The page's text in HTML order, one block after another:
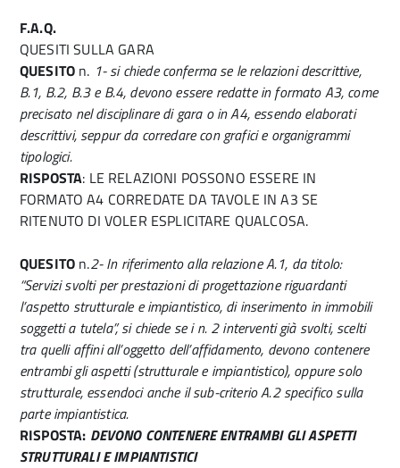
F.A.Q.
QUESITI SULLA GARA
QUESITO n. 1- si chiede conferma se le relazioni descrittive,
B.1, B.2, B.3 e B.4, devono essere redatte in formato A3, come
precisato nel disciplinare di gara o in A4, essendo elaborati
descrittivi, seppur da corredare con grafici e organigrammi
tipologici.
RISPOSTA: LE RELAZIONI POSSONO ESSERE IN
FORMATO A4 CORREDATE DA TAVOLE IN A3 SE
RITENUTO DI VOLER ESPLICITARE QUALCOSA.
QUESITO n.2- In riferimento alla relazione A.1, da titolo:
“Servizi svolti per prestazioni di progettazione riguardanti
l’aspetto strutturale e impiantistico, di inserimento in immobili
soggetti a tutela”, si chiede se i n. 2 interventi già svolti, scelti
tra quelli affini all’oggetto dell’affidamento, devono contenere
entrambi gli aspetti (strutturale e impiantistico), oppure solo
strutturale, essendoci anche il sub-criterio A.2 specifico sulla
parte impiantistica.
RISPOSTA: DEVONO CONTENERE ENTRAMBI GLI ASPETTI
STRUTTURALI E IMPIANTISTICI